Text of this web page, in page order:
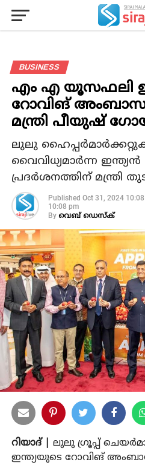
BUSINESS
എം എ യൂസഫലി
റോവിങ്
മന്ത്രി പീയുഷ്
ലുലു
വൈവിധ്യമാര്‍ന്ന
പ്രദര്‍ശനത്തിന് മന്ത്രി
Published Oct 31, 2024
10:08 pm
By വെബ് ഡെസ്‌ക്
റിയാദ് |
ലുലു ഗ്രൂപ്പ്
ഇന്ത്യയുടെ റോവിങ്